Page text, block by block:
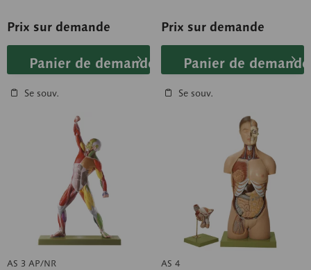
Prix sur demande
Panier de demande
Se souv.
Prix sur demande
Panier de demande
Se souv.
AS 3 AP/NR AS 4